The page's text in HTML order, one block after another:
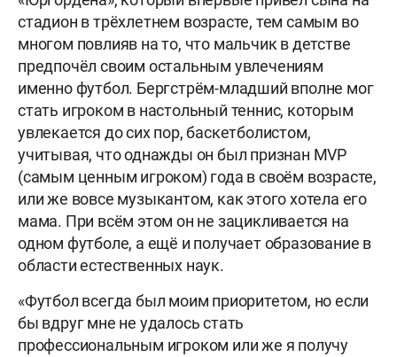
стадион в трёхлетнем возрасте, тем самым во
многом повлияв на то, что мальчик в детстве
предпочёл своим остальным увлечениям
именно футбол. Бергстрём-младший вполне мог
стать игроком в настольный теннис, которым
увлекается до сих пор, баскетболистом,
учитывая, что однажды он был признан MVP
(самым ценным игроком) года в своём возрасте,
или же вовсе музыкантом, как этого хотела его
мама. При всём этом он не зацикливается на
одном футболе, а ещё и получает образование в
области естественных наук.
«Футбол всегда был моим приоритетом, но если
бы вдруг мне не удалось стать
профессиональным игроком или же я получу